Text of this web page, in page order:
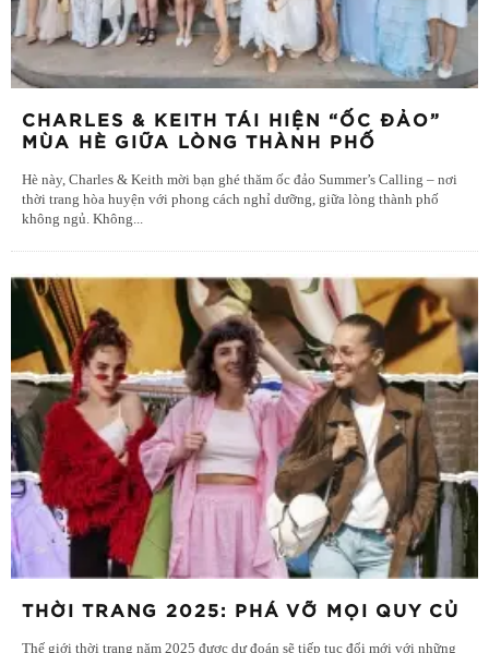
CHARLES & KEITH TÁI HIỆN “ỐC ĐẢO”
MÙA HÈ GIỮA LÒNG THÀNH PHỐ
Hè này, Charles & Keith mời bạn ghé thăm ốc đảo Summer’s Calling – nơi
thời trang hòa huyện với phong cách nghỉ dưỡng, giữa lòng thành phố
không ngủ. Không...
THỜI TRANG 2025: PHÁ VỠ MỌI QUY CỦ
Thế giới thời trang năm 2025 được dự đoán sẽ tiếp tục đổi mới với những